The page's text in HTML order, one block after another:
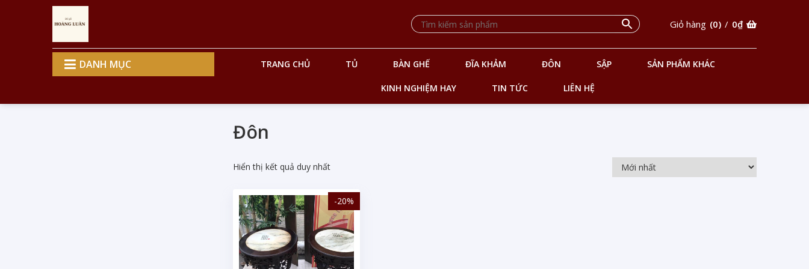
Giỏ hàng (0) / 0₫
DANH MỤC TRANG CHỦ TỦ BÀN GHẾ ĐĨA KHẢM ĐÔN SẬP SẢN PHẨM KHÁC
KINH NGHIỆM HAY TIN TỨC LIÊN HỆ
Đôn
Hiển thị kết quả duy nhất
-20%